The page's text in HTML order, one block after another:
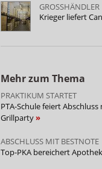
GROSSHÄNDLER
Krieger liefert
Mehr zum Thema
PRAKTIKUM STARTET
PTA-Schule feiert Abschluss
Grillparty
ABSCHLUSS MIT BESTNOTE
Top-PKA bereichert